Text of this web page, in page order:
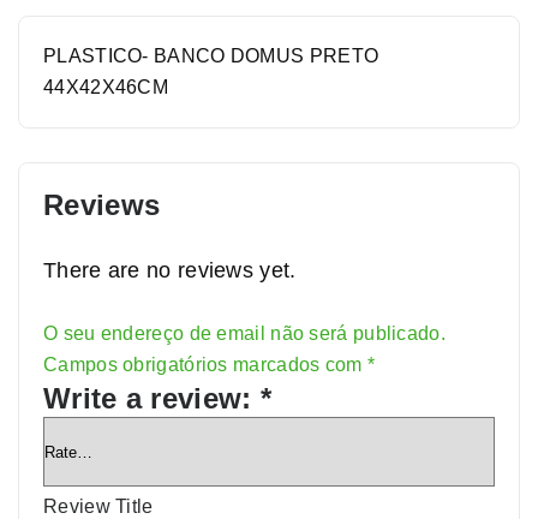
PLASTICO- BANCO DOMUS PRETO
44X42X46CM
Reviews
There are no reviews yet.
O seu endereço de email não será publicado.
Campos obrigatórios marcados com *
Write a review: *
Review Title
Alternative: